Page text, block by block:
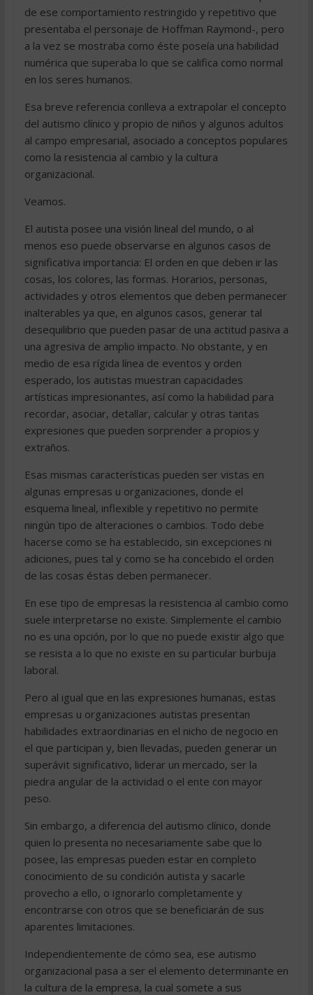
de ese comportamiento restringido y repetitivo que
presentaba el personaje de Hoffman Raymond-, pero
a la vez se mostraba como éste poseía una habilidad
numérica que superaba lo que se califica como normal
en los seres humanos.
Esa breve referencia conlleva a extrapolar el concepto
del autismo clínico y propio de niños y algunos adultos
al campo empresarial, asociado a conceptos populares
como la resistencia al cambio y la cultura
organizacional.
Veamos.
El autista posee una visión lineal del mundo, o al
menos eso puede observarse en algunos casos de
significativa importancia: El orden en que deben ir las
cosas, los colores, las formas. Horarios, personas,
actividades y otros elementos que deben permanecer
inalterables ya que, en algunos casos, generar tal
desequilibrio que pueden pasar de una actitud pasiva a
una agresiva de amplio impacto. No obstante, y en
medio de esa rígida línea de eventos y orden
esperado, los autistas muestran capacidades
artísticas impresionantes, así como la habilidad para
recordar, asociar, detallar, calcular y otras tantas
expresiones que pueden sorprender a propios y
extraños.
Esas mismas características pueden ser vistas en
algunas empresas u organizaciones, donde el
esquema lineal, inflexible y repetitivo no permite
ningún tipo de alteraciones o cambios. Todo debe
hacerse como se ha establecido, sin excepciones ni
adiciones, pues tal y como se ha concebido el orden
de las cosas éstas deben permanecer.
En ese tipo de empresas la resistencia al cambio como
suele interpretarse no existe. Simplemente el cambio
no es una opción, por lo que no puede existir algo que
se resista a lo que no existe en su particular burbuja
laboral.
Pero al igual que en las expresiones humanas, estas
empresas u organizaciones autistas presentan
habilidades extraordinarias en el nicho de negocio en
el que participan y, bien llevadas, pueden generar un
superávit significativo, liderar un mercado, ser la
piedra angular de la actividad o el ente con mayor
peso.
Sin embargo, a diferencia del autismo clínico, donde
quien lo presenta no necesariamente sabe que lo
posee, las empresas pueden estar en completo
conocimiento de su condición autista y sacarle
provecho a ello, o ignorarlo completamente y
encontrarse con otros que se beneficiarán de sus
aparentes limitaciones.
Independientemente de cómo sea, ese autismo
organizacional pasa a ser el elemento determinante en
la cultura de la empresa, la cual somete a sus